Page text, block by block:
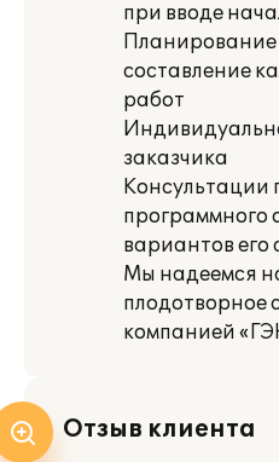
при вводе
Планирование
составление
работ
заказчика
Консультации
программного
вариантов
Мы надеемся
плодотворное
компанией
Отзыв клиента